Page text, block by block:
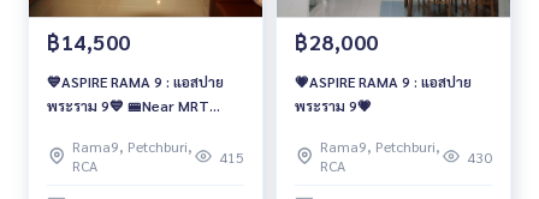
฿14,500
💙ASPIRE RAMA 9 : แอสปาย
พระราม 9💙 🚝Near MRT
Rama9, Petchburi,
RCA
415
฿28,000
💗ASPIRE RAMA 9 : แอสปาย
พระราม 9💗
Rama9, Petchburi,
RCA
430